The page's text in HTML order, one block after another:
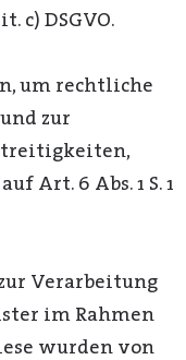
c) DSGVO.
um rechtliche
zur
Art. 6 Abs. 1 S. 1
Verarbeitung
im Rahmen
wurden von